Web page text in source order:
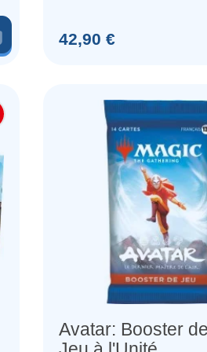
Ajouter au panier
Prix
42,90 €
Avatar: Booster de